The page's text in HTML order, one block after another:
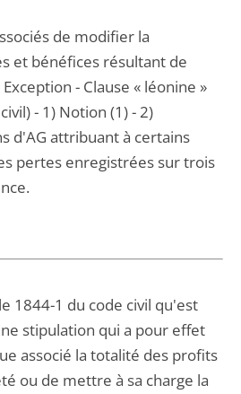
de modifier la
et bénéfices résultant de
- Clause « léonine »
- 1) Notion (1) - 2)
d'AG attribuant à certains
pertes enregistrées sur trois
1844-1 du code civil qu'est
stipulation qui a pour effet
associé la totalité des profits
ou de mettre à sa charge la